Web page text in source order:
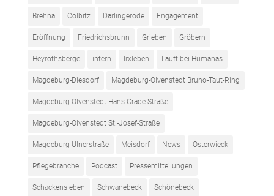
Brehna Colbitz Darlingerode Engagement
Eröffnung Friedrichsbrunn Grieben Gröbern
Heyrothsberge intern Irxleben Läuft bei Humanas
Magdeburg-Diesdorf Magdeburg-Olvenstedt Bruno-Taut-Ring
Magdeburg-Olvenstedt Hans-Grade-Straße
Magdeburg-Olvenstedt St.-Josef-Straße
Magdeburg Ulnerstraße Meisdorf News Osterwieck
Pflegebranche Podcast Pressemitteilungen
Schackensleben Schwanebeck Schönebeck